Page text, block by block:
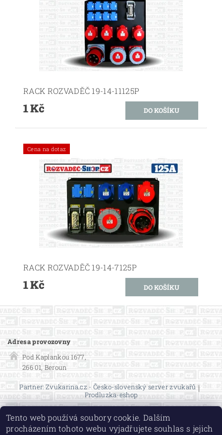
RACK ROZVADĚČ 19-14-11125P
1 Kč
Cena na dotaz
RACK ROZVADĚČ 19-14-7125P
1 Kč
Adresa provozovny
Pod Kaplankou 1677,
266 01, Beroun
Partner: Zvukarina.cz - Česko-slovenský server zvukařů |
Prodluzka-eshop
Tento web používá soubory cookie. Dalším
procházením tohoto webu vyjadřujete souhlas s jejich